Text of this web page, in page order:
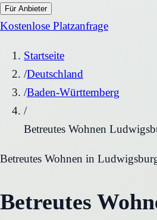
Für Anbieter
Kostenlose Platzanfrage
Startseite
/Deutschland
/Baden-Württemberg
/
Betreutes Wohnen
Betreutes Wohnen in
Betreutes